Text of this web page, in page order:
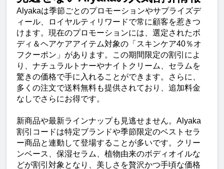
Alyakaは季節ごとのプロモーションやサプライズデ
ィール、ロイヤルティリワードで常に顧客を惹きつ
けます。現在のプロモーションには、選定されたボ
ディ＆ヘアケアアイテム対象の「スキンケア40％オ
フクーポン」があります。この期間限定の割引によ
り、ナチュラルトナーやナイトクリーム、セラムを
驚きの価格で手に入れることができます。さらに、
多くの注文で送料無料も提供されており、追加料金
なしでさらにお得です。
新商品や最新ラインナップも見逃せません。Alyaka
割引コードは特定ブランドや季節限定のベストセラ
ー商品と連動して登場することが多いです。クリー
ンベース、保湿セラム、植物由来のボディオイルな
どが割引対象となり、美しさを贅沢かつ手頃な価格